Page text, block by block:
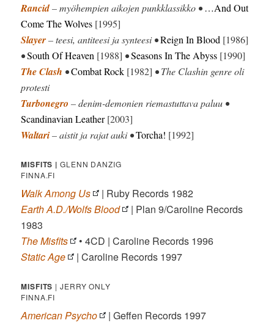
Rancid– myöhempien aikojen punkklassikko • …And Out
Come The Wolves [1995]
Slayer– teesi, antiteesi ja synteesi •Reign In Blood [1986]
•South Of Heaven [1988] •Seasons In The Abyss [1990]
The Clash •Combat Rock [1982] • The Clashin genre oli
protesti
Turbonegro – denim-demonien riemastuttava paluu •
Scandinavian Leather[2003]
Waltari– aistit ja rajat auki •Torcha! [1992]
MISFITS |GLENN DANZIG
FINNA.FI
Walk Among Us
| Ruby Records 1982
Earth A.D./Wolfs Blood
| Plan 9/Caroline Records
1983
The Misfits
• 4CD | Caroline Records 1996
Static Age
| Caroline Records 1997
MISFITS | JERRY ONLY
FINNA.FI
American Psycho
| Geffen Records 1997